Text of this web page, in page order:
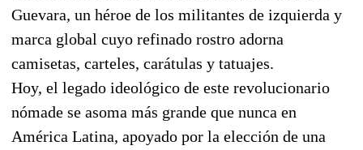
Guevara, un héroe de los militantes de izquierda y
marca global cuyo refinado rostro adorna
camisetas, carteles, carátulas y tatuajes.
Hoy, el legado ideológico de este revolucionario
nómade se asoma más grande que nunca en
América Latina, apoyado por la elección de una